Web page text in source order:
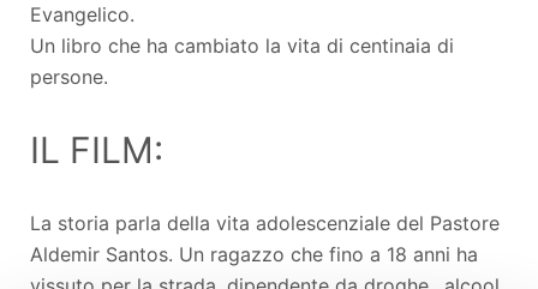
Evangelico.
Un libro che ha cambiato la vita di centinaia di
persone.
IL FILM:
La storia parla della vita adolescenziale del Pastore
Aldemir Santos. Un ragazzo che fino a 18 anni ha